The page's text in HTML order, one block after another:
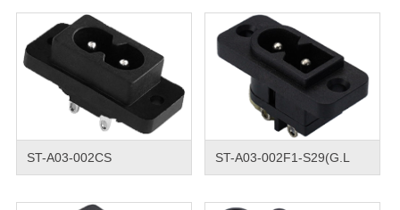
ST-A03-002CS ST-A03-002F1-S29(G.L